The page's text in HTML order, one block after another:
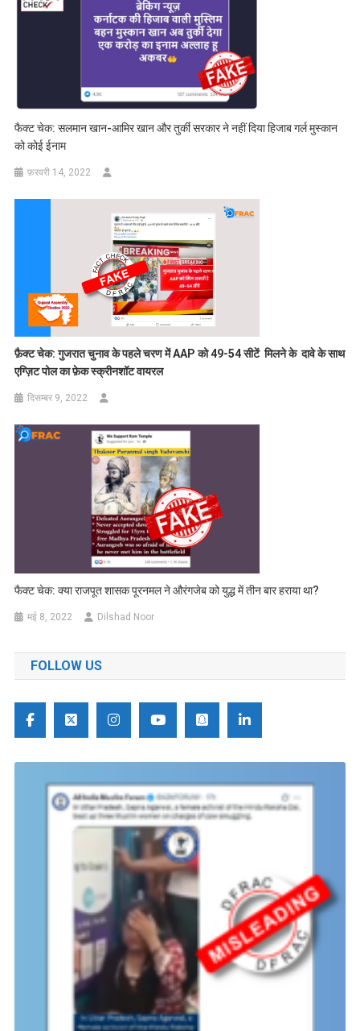
फैक्ट चेक: सलमान खान-आमिर खान और तुर्की सरकार ने नहीं दिया हिजाब गर्ल मुस्कान
को कोई ईनाम
फ़रवरी 14, 2022
फ़ैक्ट चेक: गुजरात चुनाव के पहले चरण में AAP को 49-54 सीटें मिलने के दावे के साथ
एग्ज़िट पोल का फ़ेक स्क्रीनशॉट वायरल
दिसम्बर 9, 2022
फैक्ट चेक: क्या राजपूत शासक पूरनमल ने औरंगजेब को युद्ध में तीन बार हराया था?
मई 8, 2022 Dilshad Noor
FOLLOW US